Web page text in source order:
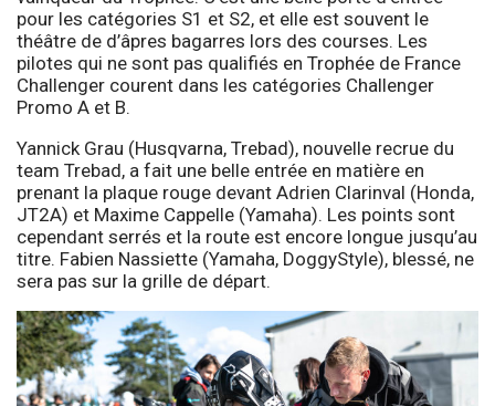
pour les catégories S1 et S2, et elle est souvent le
théâtre de d’âpres bagarres lors des courses. Les
pilotes qui ne sont pas qualifiés en Trophée de France
Challenger courent dans les catégories Challenger
Promo A et B.
Yannick Grau (Husqvarna, Trebad), nouvelle recrue du
team Trebad, a fait une belle entrée en matière en
prenant la plaque rouge devant Adrien Clarinval (Honda,
JT2A) et Maxime Cappelle (Yamaha). Les points sont
cependant serrés et la route est encore longue jusqu’au
titre. Fabien Nassiette (Yamaha, DoggyStyle), blessé, ne
sera pas sur la grille de départ.